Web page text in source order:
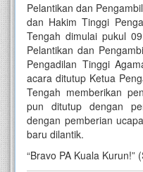
Pelantikan dan
dan Hakim Tinggi
Tengah dimulai pukul
Pelantikan dan
Pengadilan Tinggi
acara ditutup Ketua
Tengah memberikan
pun ditutup dengan
dengan pemberian
baru dilantik.
“Bravo PA Kuala Kurun!”